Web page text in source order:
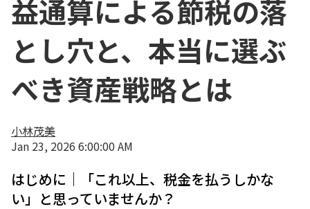
益通算による節税の落
とし穴と、本当に選ぶ
べき資産戦略とは
小林茂美
Jan 23, 2026 6:00:00 AM
はじめに｜「これ以上、税金を払うしかな
い」と思っていませんか？